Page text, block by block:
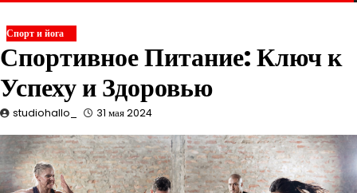
Спорт и йога
Спортивное Питание: Ключ к
Успеху и Здоровью
studiohallo_ 31 мая 2024